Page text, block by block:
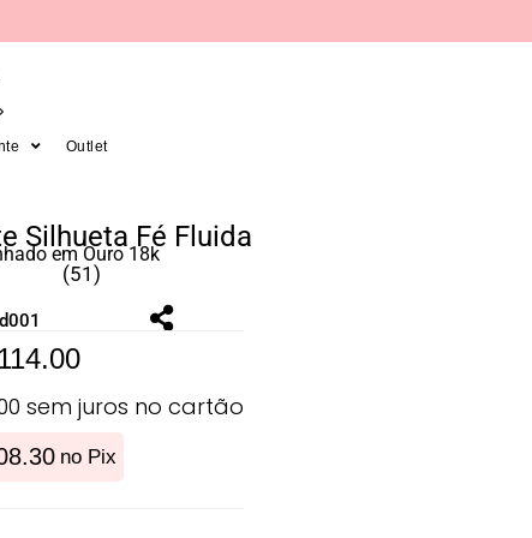
Outlet
Silhueta Fé Fluida
em Ouro 18k
(51)
sem juros no cartão
no Pix